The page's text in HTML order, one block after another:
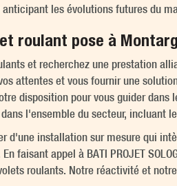
les évolutions futures du
roulant pose à
et recherchez une prestation
attentes et vous fournir une
disposition pour vous guider
l'ensemble du secteur, incluant
d'une installation sur mesure qui
faisant appel à BATI PROJET
roulants. Notre réactivité et